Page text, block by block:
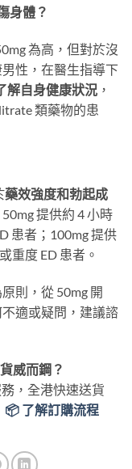
身體？
為高，但對於沒
性，在醫生指導下
解自身健康狀況 ，
類藥物的患
藥效強度和勃起成
提供約 4 小時
患者；100mg 提供
重度 ED 患者。
原則，從 50mg 開
適或疑問，建議諮
威而鋼？
，全港快速送貨
📦 了解訂購流程